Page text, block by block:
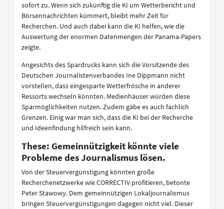
sofort zu. Wenn sich zukünftig die KI um Wetterbericht und
Börsennachrichten kümmert, bleibt mehr Zeit für
Recherchen. Und auch dabei kann die KI helfen, wie die
Auswertung der enormen Datenmengen der Panama-Papers
zeigte.
Angesichts des Spardrucks kann sich die Vorsitzende des
Deutschen Journalistenverbandes Ine Dippmann nicht
vorstellen, dass eingesparte Wetterfrösche in anderer
Ressorts wechseln könnten. Medienhäuser würden diese
Sparmöglichkeiten nutzen. Zudem gäbe es auch fachlich
Grenzen. Einig war man sich, dass die KI bei der Recherche
und Ideenfindung hilfreich sein kann.
These: Gemeinnützigkeit könnte viele
Probleme des Journalismus lösen.
Von der Steuervergünstigung könnten große
Recherchenetzwerke wie CORRECTIV profitieren, betonte
Peter Stawowy. Dem gemeinnützigen Lokaljournalismus
bringen Steuervergünstigungen dagegen nicht viel. Dieser